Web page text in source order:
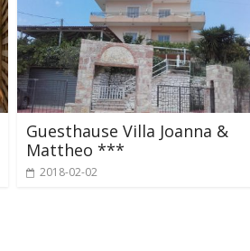
Guesthause Villa Joanna &
Mattheo ***
2018-02-02